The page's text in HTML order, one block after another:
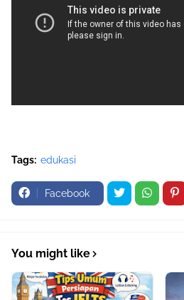
Tags: edukasi
Facebook
You might like